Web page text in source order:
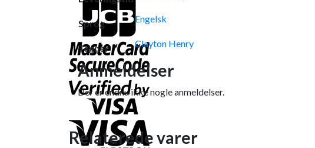
Sprog Engelsk
Tegner Clayton Henry
Anmeldelser
Der er endnu ikke nogle anmeldelser.
Relaterede varer